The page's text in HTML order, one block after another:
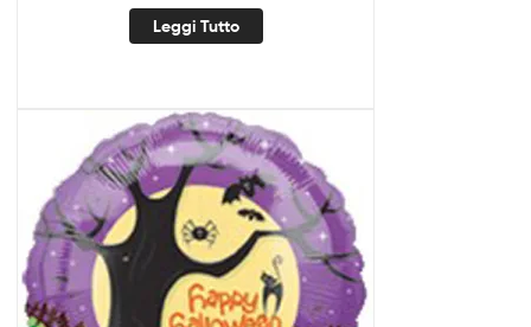
Leggi Tutto